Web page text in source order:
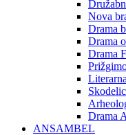
Nova
Drama
Drama
Drama
Drama
ANSAMBEL